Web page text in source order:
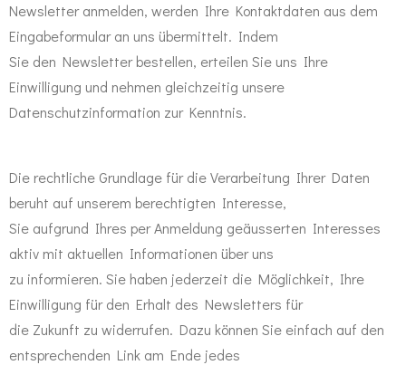
Newsletter anmelden, werden Ihre Kontaktdaten aus dem
Eingabeformular an uns übermittelt. Indem
Sie den Newsletter bestellen, erteilen Sie uns Ihre
Einwilligung und nehmen gleichzeitig unsere
Datenschutzinformation zur Kenntnis.
Die rechtliche Grundlage für die Verarbeitung Ihrer Daten
beruht auf unserem berechtigten Interesse,
Sie aufgrund Ihres per Anmeldung geäusserten Interesses
aktiv mit aktuellen Informationen über uns
zu informieren. Sie haben jederzeit die Möglichkeit, Ihre
Einwilligung für den Erhalt des Newsletters für
die Zukunft zu widerrufen. Dazu können Sie einfach auf den
entsprechenden Link am Ende jedes